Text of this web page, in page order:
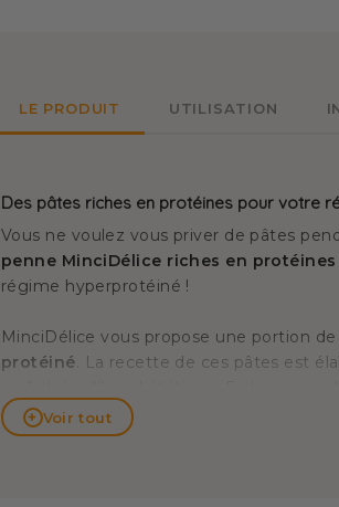
LE PRODUIT UTILISATION
Des pâtes riches en protéines pour votre
Vous ne voulez vous priver de pâtes
penne MinciDélice riches en protéines
régime hyperprotéiné !
MinciDélice vous propose une portion de
protéiné . La recette de ces pâtes est
et accommodez-les à votre goût.
Vous pouvez accompagner ces penne
+ Voir tout